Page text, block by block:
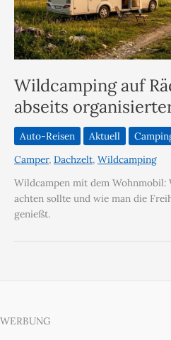
Wildcamping auf
abseits
Auto-Reisen Aktuell
Camper, Dachzelt, Wildcamping
Wildcampen mit dem Wohnmobil:
achten sollte und wie man die
genießt.
WERBUNG